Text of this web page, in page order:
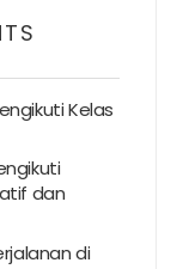
Kelas
dan
di